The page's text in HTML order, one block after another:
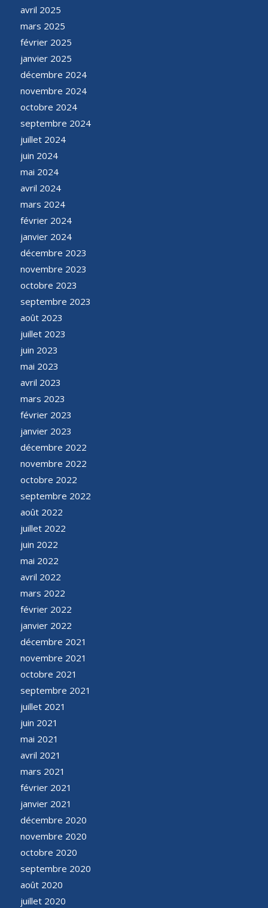
avril 2025
mars 2025
février 2025
janvier 2025
décembre 2024
novembre 2024
octobre 2024
septembre 2024
juillet 2024
juin 2024
mai 2024
avril 2024
mars 2024
février 2024
janvier 2024
décembre 2023
novembre 2023
octobre 2023
septembre 2023
août 2023
juillet 2023
juin 2023
mai 2023
avril 2023
mars 2023
février 2023
janvier 2023
décembre 2022
novembre 2022
octobre 2022
septembre 2022
août 2022
juillet 2022
juin 2022
mai 2022
avril 2022
mars 2022
février 2022
janvier 2022
décembre 2021
novembre 2021
octobre 2021
septembre 2021
juillet 2021
juin 2021
mai 2021
avril 2021
mars 2021
février 2021
janvier 2021
décembre 2020
novembre 2020
octobre 2020
septembre 2020
août 2020
juillet 2020